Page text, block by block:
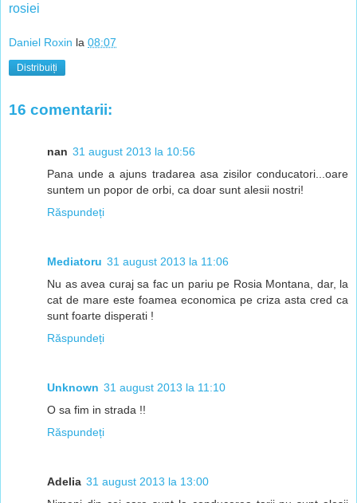
rosiei
Daniel Roxin la 08:07
Distribuiți
16 comentarii:
nan 31 august 2013 la 10:56
Pana unde a ajuns tradarea asa zisilor conducatori...oare
suntem un popor de orbi, ca doar sunt alesii nostri!
Răspundeți
Mediatoru 31 august 2013 la 11:06
Nu as avea curaj sa fac un pariu pe Rosia Montana, dar, la
cat de mare este foamea economica pe criza asta cred ca
sunt foarte disperati !
Răspundeți
Unknown 31 august 2013 la 11:10
O sa fim in strada !!
Răspundeți
Adelia 31 august 2013 la 13:00